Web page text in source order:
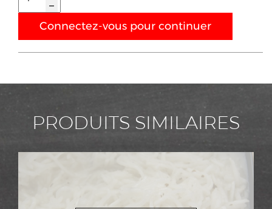
Connectez-vous pour continuer
PRODUITS SIMILAIRES